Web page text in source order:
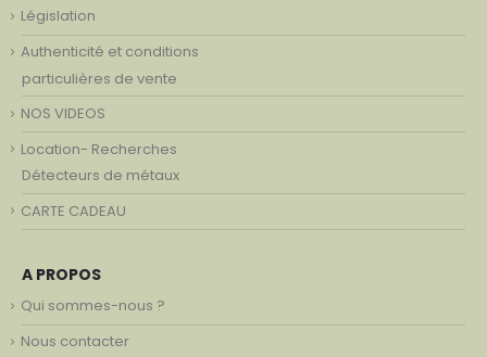
Législation
Authenticité et conditions
particulières de vente
NOS VIDEOS
Location- Recherches
Détecteurs de métaux
CARTE CADEAU
A PROPOS
Qui sommes-nous ?
Nous contacter